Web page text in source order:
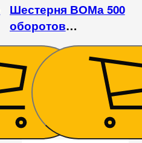
Шестерня ВОМа 500
оборотов
DW244AHT/ATM
912